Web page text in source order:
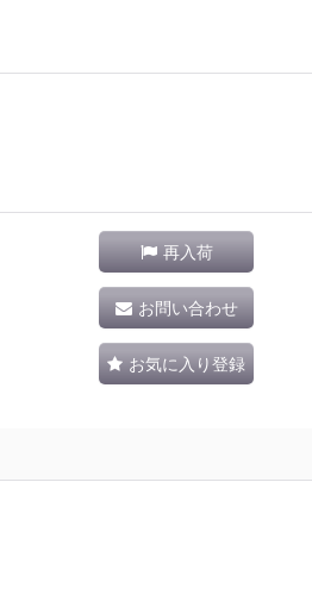
再入荷
お問い合わせ
お気に入り登録